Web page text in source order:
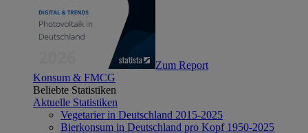
Zum Report
Konsum & FMCG
Beliebte Statistiken
Aktuelle Statistiken
Vegetarier in Deutschland 2015-2025
Bierkonsum in Deutschland pro Kopf 1950-2025